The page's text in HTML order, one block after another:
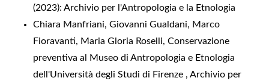
(2023): Archivio per l'Antropologia e la Etnologia
Chiara Manfriani, Giovanni Gualdani, Marco
Fioravanti, Maria Gloria Roselli, Conservazione
preventiva al Museo di Antropologia e Etnologia
dell'Università degli Studi di Firenze , Archivio per